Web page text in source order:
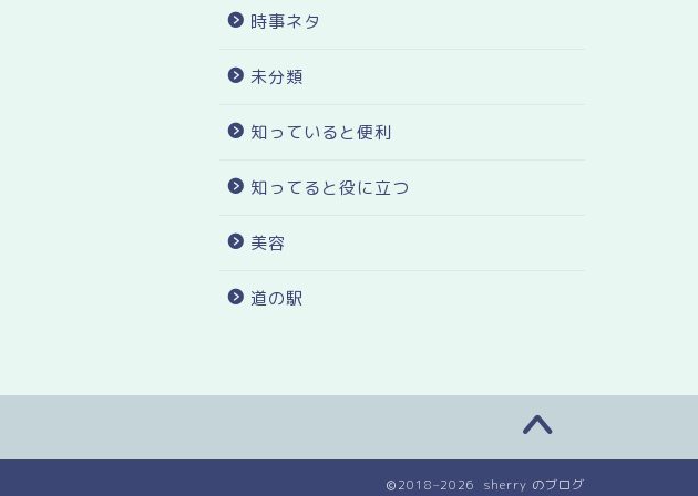
時事ネタ
未分類
知っていると便利
知ってると役に立つ
美容
道の駅
2018–2026 sherry のブログ